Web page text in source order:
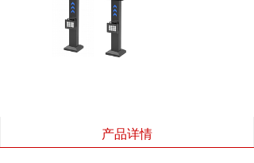
产品详情